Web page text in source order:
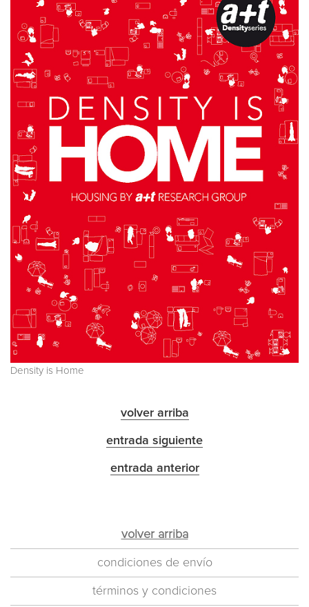
Density is Home
volver arriba
entrada siguiente
entrada anterior
volver arriba
condiciones de envío
términos y condiciones